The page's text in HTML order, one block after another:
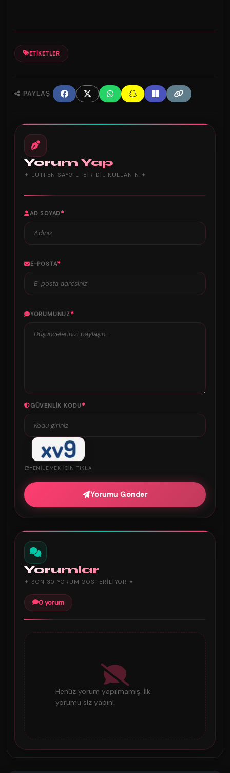
ETIKETLER
PAYLAŞ
Yorum Yap
✦ LÜTFEN SAYGILI BIR DIL KULLANIN ✦
AD SOYAD*
E-POSTA*
YORUMUNUZ*
GÜVENLIK KODU*
YENILEMEK IÇIN TIKLA
Yorumu Gönder
Yorumlar
✦ SON 30 YORUM GÖSTERILIYOR ✦
0 yorum
Henüz yorum yapılmamış. İlk
yorumu siz yapın!